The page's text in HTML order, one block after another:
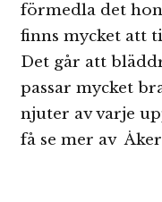
förmedla det
finns mycket att
Det går att
passar mycket
njuter av varje
få se mer av